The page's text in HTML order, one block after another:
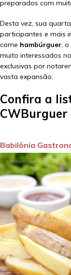
preparados com
Desta vez, sua
participantes e mais
come hambúrguer, o
muito interessados no
exclusivas por
vasta expansão.
Confira a
CWBurguer
Babilônia